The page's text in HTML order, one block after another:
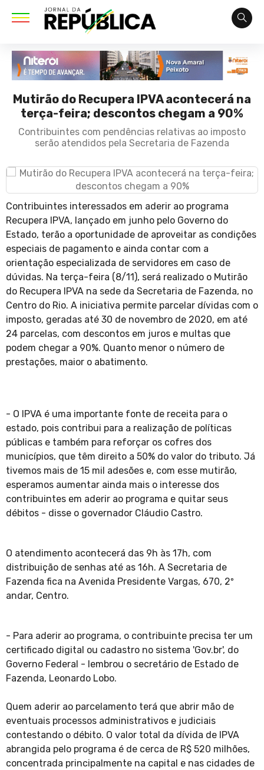
Mutirão do Recupera IPVA acontecerá na
terça-feira; descontos chegam a 90%
Contribuintes com pendências relativas ao imposto
serão atendidos pela Secretaria de Fazenda
Contribuintes interessados em aderir ao programa
Recupera IPVA, lançado em junho pelo Governo do
Estado, terão a oportunidade de aproveitar as condições
especiais de pagamento e ainda contar com a
orientação especializada de servidores em caso de
dúvidas. Na terça-feira (8/11), será realizado o Mutirão
do Recupera IPVA na sede da Secretaria de Fazenda, no
Centro do Rio. A iniciativa permite parcelar dívidas com o
imposto, geradas até 30 de novembro de 2020, em até
24 parcelas, com descontos em juros e multas que
podem chegar a 90%. Quanto menor o número de
prestações, maior o abatimento.
- O IPVA é uma importante fonte de receita para o
estado, pois contribui para a realização de políticas
públicas e também para reforçar os cofres dos
municípios, que têm direito a 50% do valor do tributo. Já
tivemos mais de 15 mil adesões e, com esse mutirão,
esperamos aumentar ainda mais o interesse dos
contribuintes em aderir ao programa e quitar seus
débitos - disse o governador Cláudio Castro.
O atendimento acontecerá das 9h às 17h, com
distribuição de senhas até as 16h. A Secretaria de
Fazenda fica na Avenida Presidente Vargas, 670, 2º
andar, Centro.
- Para aderir ao programa, o contribuinte precisa ter um
certificado digital ou cadastro no sistema 'Gov.br', do
Governo Federal - lembrou o secretário de Estado de
Fazenda, Leonardo Lobo.
Quem aderir ao parcelamento terá que abrir mão de
eventuais processos administrativos e judiciais
contestando o débito. O valor total da dívida de IPVA
abrangida pelo programa é de cerca de R$ 520 milhões,
concentrada principalmente na capital e nas cidades de